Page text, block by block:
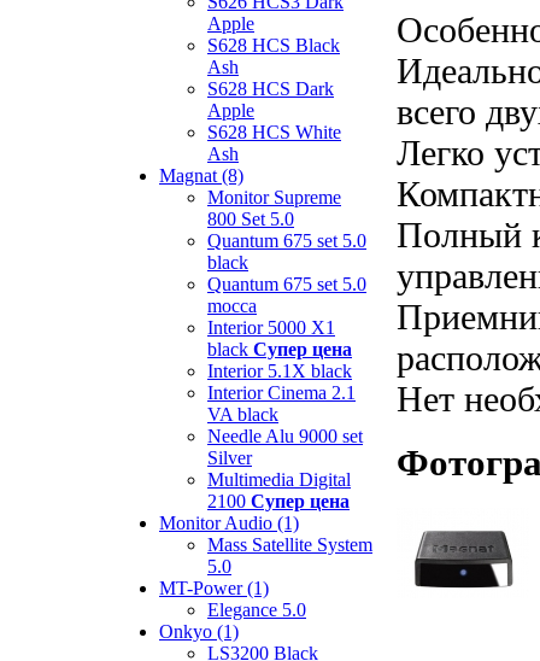
Apple
S628 HCS Black
Ash
S628 HCS Dark
Apple
S628 HCS White
Ash
Magnat (8)
Monitor Supreme
800 Set 5.0
Quantum 675 set 5.0
black
Quantum 675 set 5.0
mocca
Interior 5000 X1
black Супер цена
Interior 5.1X black
Interior Cinema 2.1
VA black
Needle Alu 9000 set
Silver
Multimedia Digital
2100 Супер цена
Monitor Audio (1)
Mass Satellite System
5.0
MT-Power (1)
Elegance 5.0
Onkyo (1)
LS3200 Black
всего
Легко
Полный
Нет